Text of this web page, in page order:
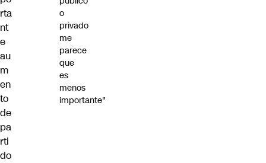
rta
nt
e
au
m
en
to
de
pa
rti
do
o
privado
me
parece
que
es
menos
importante"